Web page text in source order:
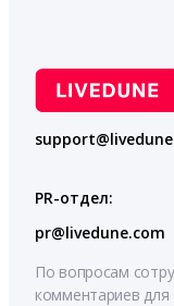
PR-отдел:
pr@livedune.com
По вопросам
комментариев